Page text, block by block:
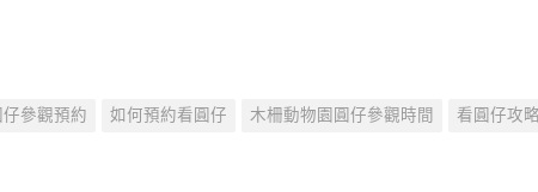
仔參觀預約 如何預約看圓仔 木柵動物園圓仔參觀時間 看圓仔攻